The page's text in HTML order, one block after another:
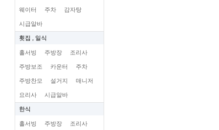
웨이터 주차 감자탕
시급알바
횟집 , 일식
홀서빙 주방장 조리사
주방보조 카운터 주차
주방찬모 설거지 매니저
요리사 시급알바
한식
홀서빙 주방장 조리사